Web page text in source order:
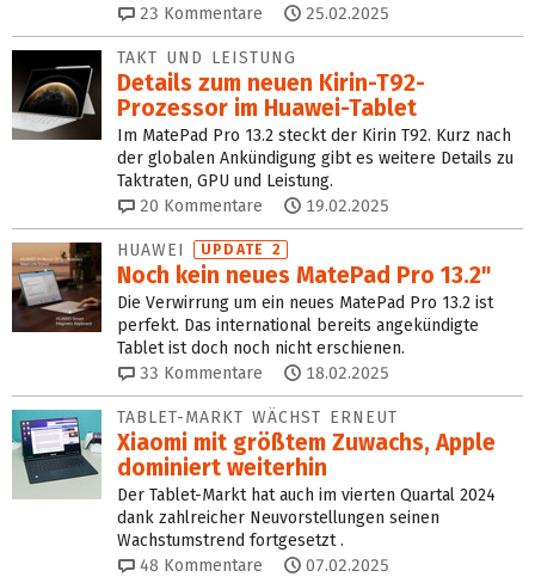
23 Kommentare 25.02.2025
TAKT UND LEISTUNG
Details zum neuen Kirin-T92-
Prozessor im Huawei-Tablet
Im MatePad Pro 13.2 steckt der Kirin T92. Kurz nach
der globalen Ankündigung gibt es weitere Details zu
Taktraten, GPU und Leistung.
20 Kommentare 19.02.2025
HUAWEI UPDATE 2
Noch kein neues MatePad Pro 13.2"
Die Verwirrung um ein neues MatePad Pro 13.2 ist
perfekt. Das international bereits angekündigte
Tablet ist doch noch nicht erschienen.
33 Kommentare 18.02.2025
TABLET-MARKT WÄCHST ERNEUT
Xiaomi mit größtem Zuwachs, Apple
dominiert weiterhin
Der Tablet-Markt hat auch im vierten Quartal 2024
dank zahlreicher Neuvorstellungen seinen
Wachstumstrend fortgesetzt .
48 Kommentare 07.02.2025